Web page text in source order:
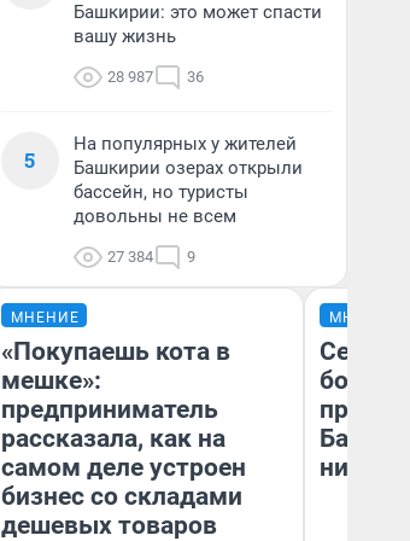
Башкирии: это может спасти
вашу жизнь
28 987 36
5
На популярных у жителей
Башкирии озерах открыли
бассейн, но туристы
довольны не всем
27 384 9
МНЕНИЕ
«Покупаешь кота в
мешке»:
предприниматель
рассказала, как на
самом деле устроен
бизнес со складами
дешевых товаров
МНЕНИЕ
Север
них